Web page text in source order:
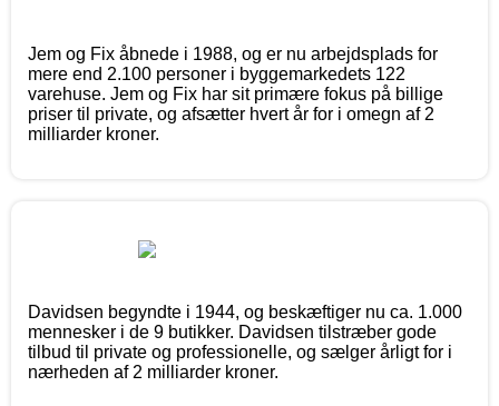
Jem og Fix åbnede i 1988, og er nu arbejdsplads for
mere end 2.100 personer i byggemarkedets 122
varehuse. Jem og Fix har sit primære fokus på billige
priser til private, og afsætter hvert år for i omegn af 2
milliarder kroner.
Davidsen begyndte i 1944, og beskæftiger nu ca. 1.000
mennesker i de 9 butikker. Davidsen tilstræber gode
tilbud til private og professionelle, og sælger årligt for i
nærheden af 2 milliarder kroner.